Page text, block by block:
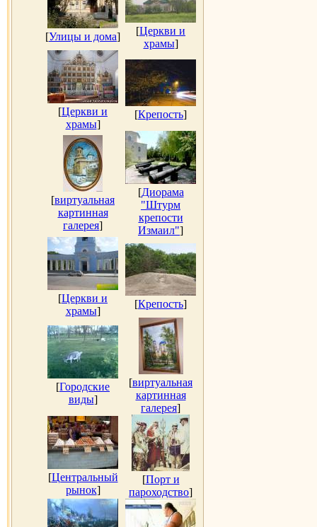
[Улицы и дома] [Церкви и
храмы]
[Церкви и
храмы]
[Крепость]
[виртуальная
картинная
галерея]
[Диорама
"Штурм
крепости
Измаил"]
[Церкви и
храмы]
[Крепость]
[Городские
виды]
[виртуальная
картинная
галерея]
[Центральный
рынок]
[Порт и
пароходство]